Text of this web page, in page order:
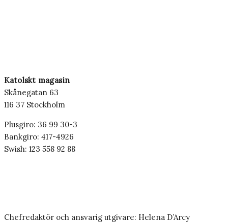
Katolskt magasin
Skånegatan 63
116 37 Stockholm
Plusgiro: 36 99 30-3
Bankgiro: 417-4926
Swish: 123 558 92 88
Chefredaktör och ansvarig utgivare: Helena D’Arcy